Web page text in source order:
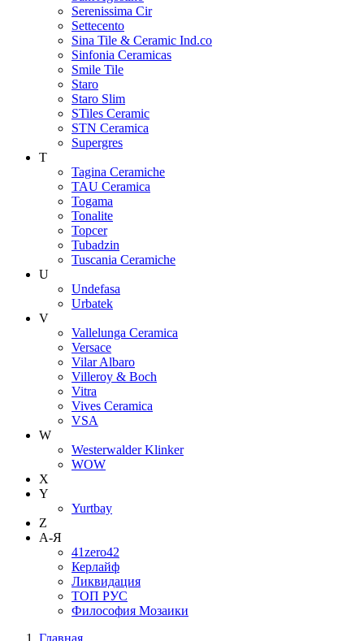
Serenissima Cir
Settecento
Sina Tile & Ceramic Ind.co
Sinfonia Ceramicas
Smile Tile
Staro
Staro Slim
STiles Ceramic
STN Ceramica
Supergres
T
Tagina Ceramiche
TAU Ceramica
Togama
Tonalite
Topcer
Tubadzin
Tuscania Ceramiche
U
Undefasa
Urbatek
V
Vallelunga Ceramica
Versace
Vilar Albaro
Villeroy & Boch
Vitra
Vives Ceramica
VSA
W
Westerwalder Klinker
WOW
X
Y
Yurtbay
Z
А-Я
41zero42
Керлайф
Ликвидация
ТОП РУС
Философия Мозаики
Главная